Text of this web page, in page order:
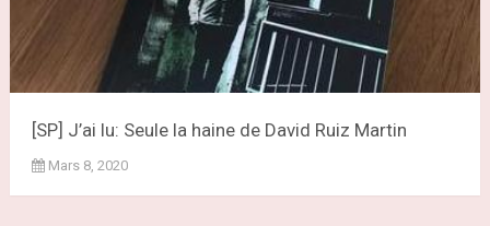
[SP] J’ai lu: Seule la haine de David Ruiz Martin
Mars 8, 2020